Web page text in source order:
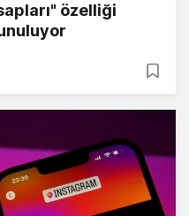
özelliği